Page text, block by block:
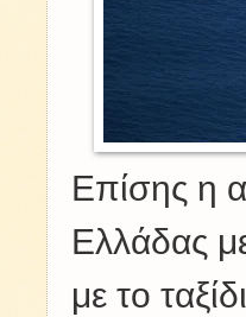
Επίσης η
Ελλάδας
με το